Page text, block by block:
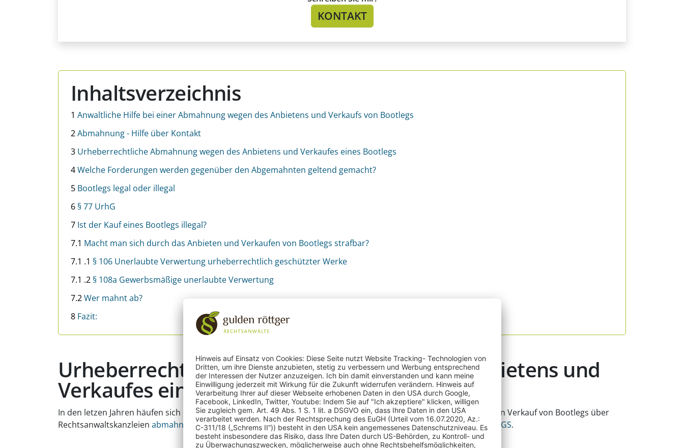
KONTAKT
Inhaltsverzeichnis
1 Anwaltliche Hilfe bei einer Abmahnung wegen des Anbietens und Verkaufs von Bootlegs
2Abmahnung - Hilfe über Kontakt
3 Urheberrechtliche Abmahnung wegen des Anbietens und Verkaufes eines Bootlegs
4Welche Forderungen werden gegenüber den Abgemahnten geltend gemacht?
5 Bootlegs legal oder illegal
6 § 77 UrhG
7 Ist der Kauf eines Bootlegs illegal?
7.1 Macht man sich durch das Anbieten und Verkaufen von Bootlegs strafbar?
7.1 .1 § 106 Unerlaubte Verwertung urheberrechtlich geschützter Werke
7.1 .2 § 108a Gewerbsmäßige unerlaubte Verwertung
7.2Wer mahnt ab?
8 Fazit:
Urheberrechtliche Abmahnung wegen des Anbietens und
Verkaufes eines Bootlegs
In den letzen Jahren häufen sich die Fälle, dass Bands oder deren Vermarktungsgesellschaften das Anbieten und den Verkauf von Bootlegs über
Rechtsanwaltskanzleien abmahnen lassen. Insbesondere betroffen sind Anbieter von Bootlegs auf ebay undDISCOGS.